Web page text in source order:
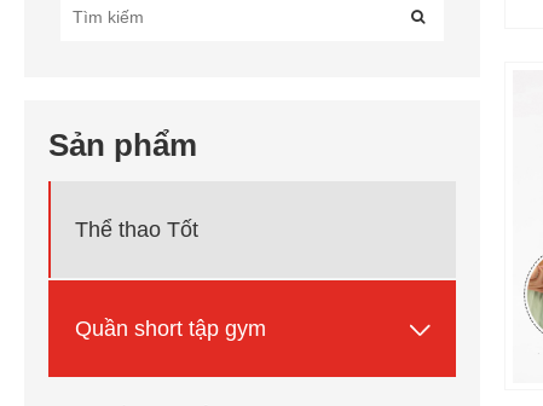
Sản phẩm
Thể thao Tốt
Quần short tập gym 